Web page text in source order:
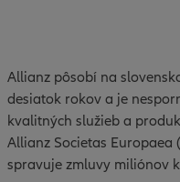
Allianz pôsobí na
desiatok rokov a je
kvalitných služieb a
Allianz Societas Europaea
spravuje zmluvy miliónov